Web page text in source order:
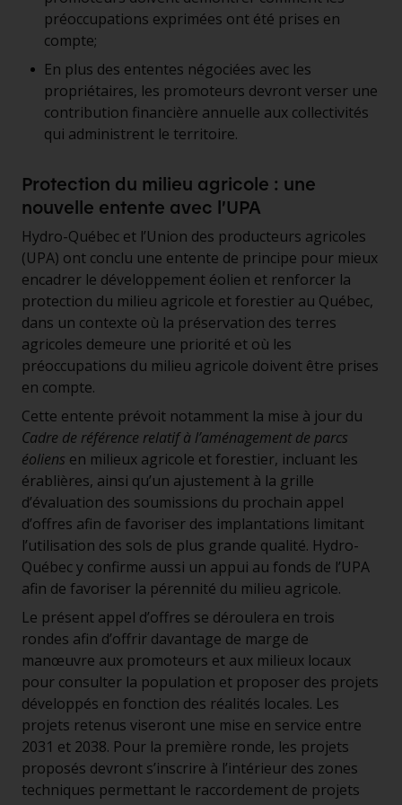
préoccupations exprimées ont été prises en
compte;
En plus des ententes négociées avec les
propriétaires, les promoteurs devront verser une
contribution financière annuelle aux collectivités
qui administrent le territoire.
Protection du milieu agricole : une
nouvelle entente avec l’UPA
Hydro-Québec et l’Union des producteurs agricoles
(UPA) ont conclu une entente de principe pour mieux
encadrer le développement éolien et renforcer la
protection du milieu agricole et forestier au Québec,
dans un contexte où la préservation des terres
agricoles demeure une priorité et où les
préoccupations du milieu agricole doivent être prises
en compte.
Cette entente prévoit notamment la mise à jour du
Cadre de référence relatif à l’aménagement de parcs
éoliens en milieux agricole et forestier, incluant les
érablières, ainsi qu’un ajustement à la grille
d’évaluation des soumissions du prochain appel
d’offres afin de favoriser des implantations limitant
l’utilisation des sols de plus grande qualité. Hydro-
Québec y confirme aussi un appui au fonds de l’UPA
afin de favoriser la pérennité du milieu agricole.
Le présent appel d’offres se déroulera en trois
rondes afin d’offrir davantage de marge de
manœuvre aux promoteurs et aux milieux locaux
pour consulter la population et proposer des projets
développés en fonction des réalités locales. Les
projets retenus viseront une mise en service entre
2031 et 2038. Pour la première ronde, les projets
proposés devront s’inscrire à l’intérieur des zones
techniques permettant le raccordement de projets